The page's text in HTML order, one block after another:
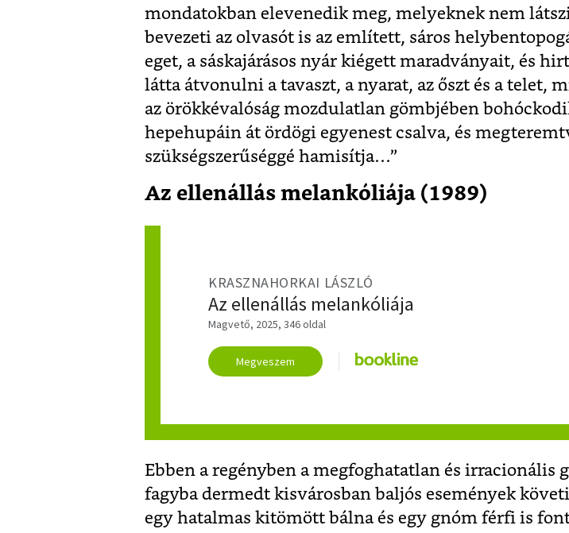
mondatokban elevenedik meg, melyeknek nem
bevezeti az olvasót is az említett, sáros
eget, a sáskajárásos nyár kiégett maradványait, és
látta átvonulni a tavaszt, a nyarat, az őszt és a telet,
az örökkévalóság mozdulatlan gömbjében
hepehupáin át ördögi egyenest csalva, és
szükségszerűséggé hamisítja…”
Az ellenállás melankóliája (1989)
KRASZNAHORKAI LÁSZLÓ
Az ellenállás melankóliája
Magvető, 2025, 346 oldal
Megveszem
Ebben a regényben a megfoghatatlan és irracionális
fagyba dermedt kisvárosban baljós események
egy hatalmas kitömött bálna és egy gnóm férfi is